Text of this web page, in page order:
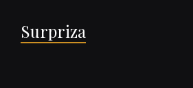
Surpriza